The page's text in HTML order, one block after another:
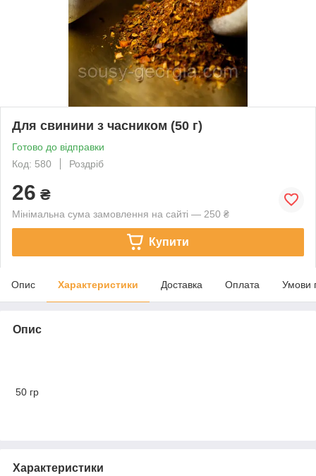
Для свинини з часником (50 г)
Готово до відправки
Код: 580
Роздріб
26 ₴
Мінімальна сума замовлення на сайті — 250 ₴
Купити
Опис Характеристики Доставка Оплата Умови
Опис
50 гр
Характеристики